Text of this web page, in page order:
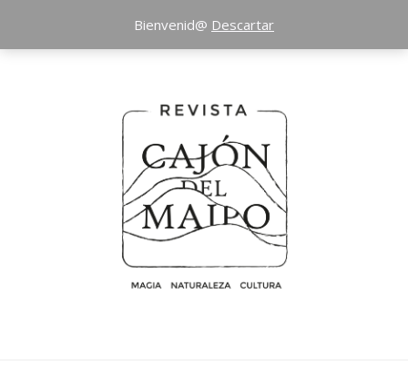
Bienvenid@ Descartar